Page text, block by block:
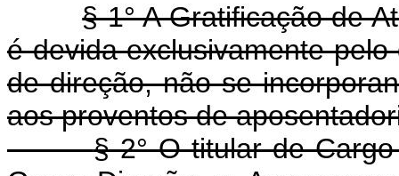
§ 1° A Gratificação de
é devida exclusivamente
de direção, não se
aos proventos de
§ 2° O titular de